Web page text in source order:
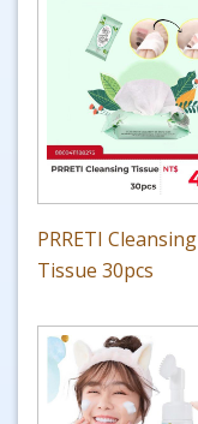
PRRETI Cleansing
Tissue 30pcs